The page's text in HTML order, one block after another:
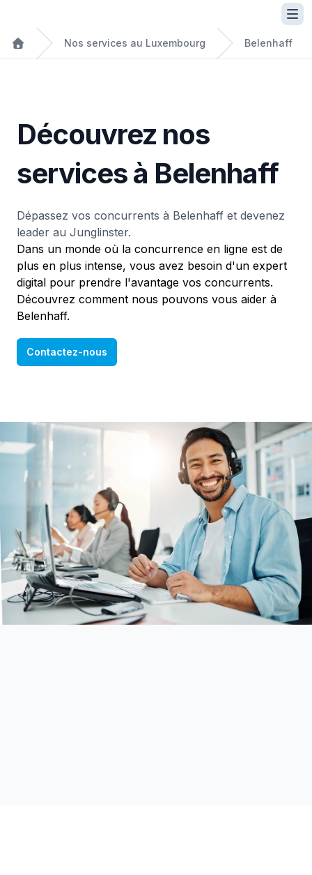
Nos services au Luxembourg Belenhaff
Découvrez nos
services à Belenhaff
Dépassez vos concurrents à Belenhaff et devenez
leader au Junglinster.
Dans un monde où la concurrence en ligne est de
plus en plus intense, vous avez besoin d'un expert
digital pour prendre l'avantage vos concurrents.
Découvrez comment nous pouvons vous aider à
Belenhaff.
Contactez-nous